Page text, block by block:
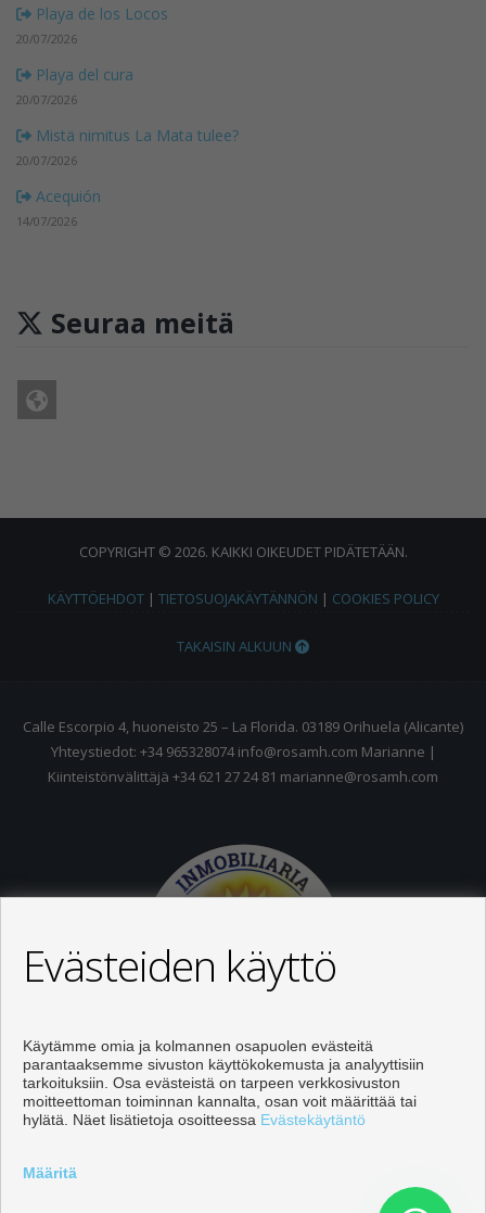
Playa de los Locos
20/07/2026
Playa del cura
20/07/2026
Mistä nimitus La Mata tulee?
20/07/2026
Acequión
14/07/2026
Seuraa meitä
COPYRIGHT © 2026. KAIKKI OIKEUDET PIDÄTETÄÄN.
KÄYTTÖEHDOT| TIETOSUOJAKÄYTÄNNÖN | COOKIES POLICY
TAKAISIN ALKUUN
Calle Escorpio 4, huoneisto 25 – La Florida. 03189 Orihuela (Alicante)
Yhteystiedot: +34 965328074 info@rosamh.com Marianne |
Kiinteistönvälittäjä +34 621 27 24 81 marianne@rosamh.com
Kiinteistöjä myytävänä Orihuela
Evästeiden käyttö
Käytämme omia ja kolmannen osapuolen evästeitä
parantaaksemme sivuston käyttökokemusta ja analyyttisiin
tarkoituksiin. Osa evästeistä on tarpeen verkkosivuston
moitteettoman toiminnan kannalta, osan voit määrittää tai
hylätä. Näet lisätietoja osoitteessa Evästekäytäntö
Määritä